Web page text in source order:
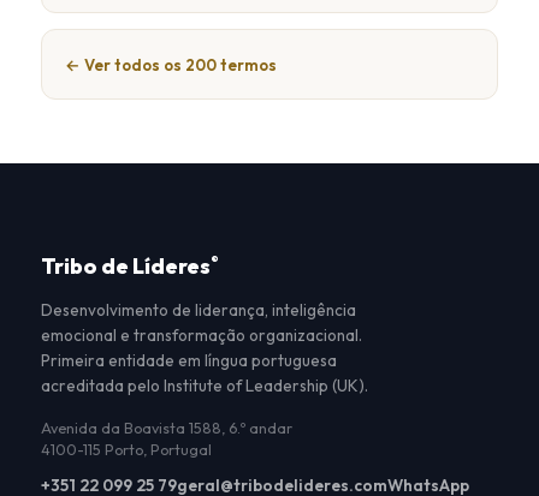
← Ver todos os 200 termos
Tribo de Líderes®
Desenvolvimento de liderança, inteligência
emocional e transformação organizacional.
Primeira entidade em língua portuguesa
acreditada pelo Institute of Leadership (UK).
Avenida da Boavista 1588, 6.º andar
4100-115 Porto, Portugal
+351 22 099 25 79geral@tribodelideres.comWhatsApp